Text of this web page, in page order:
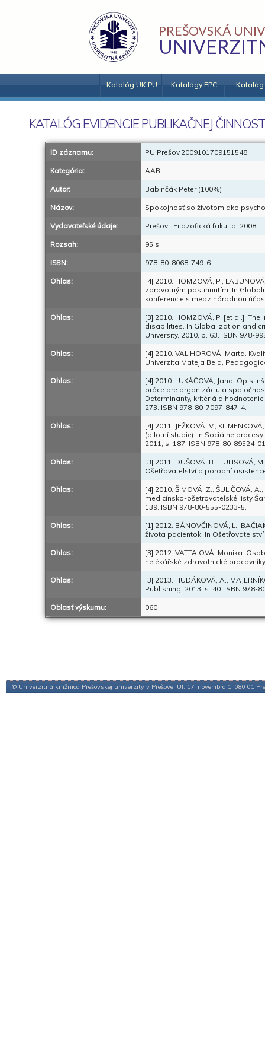
PREŠOVSKÁ
Katalóg UK PU Katalógy EPC Katalóg
KATALÓG EVIDENCIE PUBLIKAČNEJ
ID záznamu: PU.Prešov.2009101709151548
Kategória: AAB
Autor: Babinčák Peter (100%)
Názov: Spokojnosť so životom ako
Vydavateľské údaje: Prešov : Filozofická fakulta, 2008
Rozsah: 95 s.
ISBN: 978-80-8068-749-6
Ohlas:
[4] 2010. HOMZOVÁ, P.,
zdravotným postihnutím. In
konferencie s medzinárodnou
Ohlas:
[3] 2010. HOMZOVÁ, P. [et al.].
disabilities. In Globalization and
University, 2010, p. 63. ISBN 978-
Ohlas:
[4] 2010. VALIHOROVÁ, Marta.
Univerzita Mateja Bela,
Ohlas:
[4] 2010. LUKÁČOVÁ, Jana. Opis
práce pre organizáciu a
Determinanty, kritériá a
273. ISBN 978-80-7097-847-4.
Ohlas:
[4] 2011. JEŽKOVÁ, V.,
(pilotní studie). In Sociálne
2011, s. 187. ISBN 978-80-89524-
Ohlas:
[3] 2011. DUŠOVÁ, B.,
Ošetřovatelství a porodní
Ohlas:
[4] 2010. ŠIMOVÁ, Z., ŠULIČOVÁ,
medicínsko-ošetrovateľské listy
139. ISBN 978-80-555-0233-5.
Ohlas:
[1] 2012. BÁNOVČINOVÁ, L.,
života pacientok. In
Ohlas:
[3] 2012. VATTAIOVÁ, Monika.
nelékářské zdravotnické
Ohlas:
[3] 2013. HUDÁKOVÁ, A.,
Publishing, 2013, s. 40. ISBN 978-
Oblasť výskumu: 060
© Univerzitná knižnica Prešovskej univerzity v Prešove, Ul. 17. novembra 1, 080 01